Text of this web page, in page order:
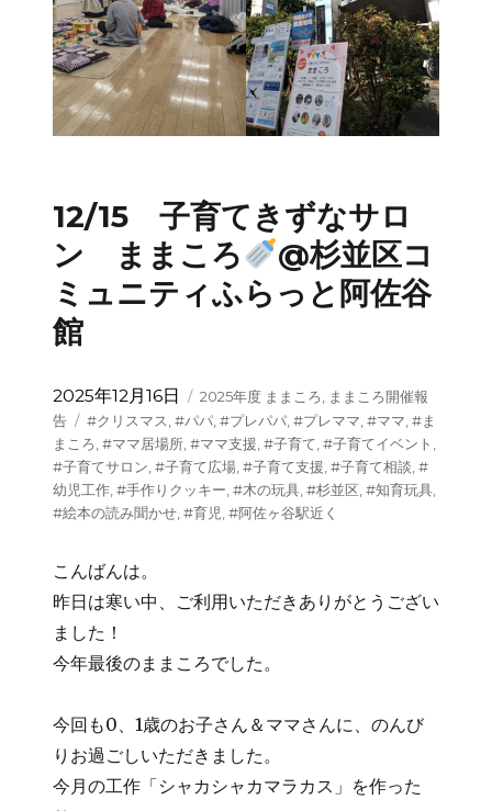
12/15 子育てきずなサロ
ン ままころ
@杉並区コ
ミュニティふらっと阿佐谷
館
投
稿
日:
2025年12月16日
カ
テ
ゴ
リ
ー
2025年度 ままころ
ままころ開催報
告
タ
グ
#クリスマス #パパ, #プレパパ, #プレママ #ママ #ま
まころ #ママ居場所, #ママ支援 #子育て #子育てイベント
#子育てサロン #子育て広場, #子育て支援 #子育て相談 #
幼児工作, #手作りクッキー #木の玩具, #杉並区 #知育玩具,
#絵本の読み聞かせ, #育児 #阿佐ヶ谷駅近く
こんばんは。
昨日は寒い中、ご利用いただきありがとうござい
ました！
今年最後のままころでした。
今回も0、1歳のお子さん＆ママさんに、のんび
りお過ごしいただきました。
今月の工作「シャカシャカマラカス」を作った